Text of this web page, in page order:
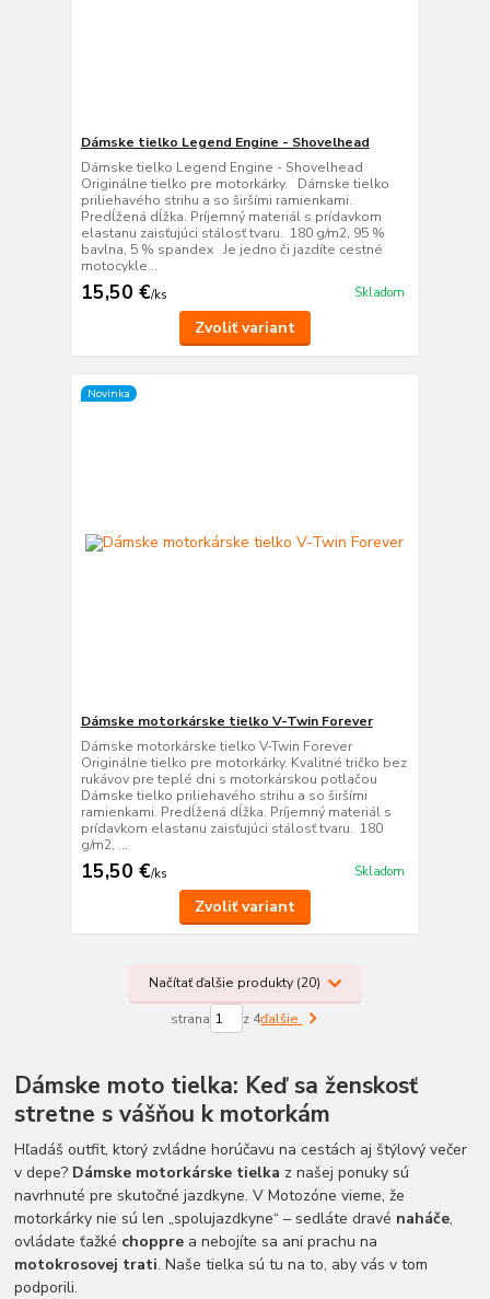
Dámske tielko Legend Engine - Shovelhead
Dámske tielko Legend Engine - Shovelhead
Originálne tielko pre motorkárky. Dámske tielko
priliehavého strihu a so širšími ramienkami.
Predĺžená dĺžka. Príjemný materiál s prídavkom
elastanu zaisťujúci stálosť tvaru. 180 g/m2, 95 %
bavlna, 5 % spandex Je jedno či jazdíte cestné
motocykle...
15,50 €/ks Skladom
Zvoliť variant
Novinka
Dámske motorkárske tielko V-Twin Forever
Dámske motorkárske tielko V-Twin Forever
Originálne tielko pre motorkárky. Kvalitné tričko bez
rukávov pre teplé dni s motorkárskou potlačou
Dámske tielko priliehavého strihu a so širšími
ramienkami. Predĺžená dĺžka. Príjemný materiál s
prídavkom elastanu zaisťujúci stálosť tvaru. 180
g/m2, ...
15,50 €/ks Skladom
Zvoliť variant
Načítať ďalšie produkty (20)
strana z 4ďalšie
Dámske moto tielka: Keď sa ženskosť
stretne s vášňou k motorkám
Hľadáš outfit, ktorý zvládne horúčavu na cestách aj štýlový večer
v depe? Dámske motorkárske tielka z našej ponuky sú
navrhnuté pre skutočné jazdkyne. V Motozóne vieme, že
motorkárky nie sú len „spolujazdkyne“ – sedláte dravé naháče,
ovládate ťažké choppre a nebojíte sa ani prachu na
motokrosovej trati. Naše tielka sú tu na to, aby vás v tom
podporili.